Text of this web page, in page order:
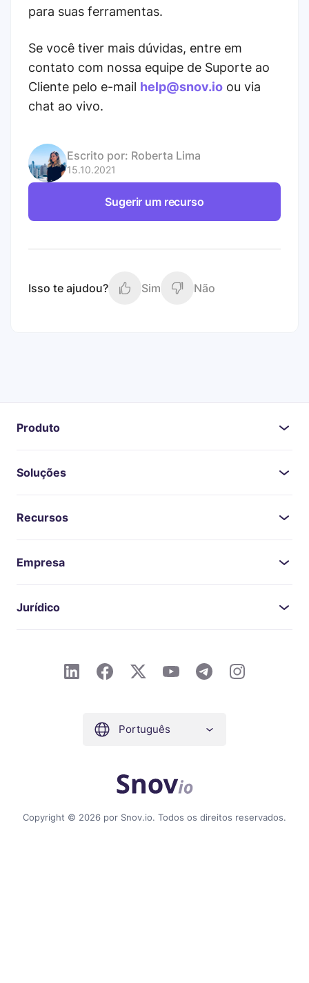
para suas ferramentas.
Se você tiver mais dúvidas, entre em
contato com nossa equipe de Suporte ao
Cliente pelo e-mail help@snov.io ou via
chat ao vivo.
Escrito por: Roberta Lima
15.10.2021
Sugerir um recurso
Isso te ajudou? Sim Não
Produto
Soluções
Recursos
Empresa
Jurídico
Copyright © 2026 por Snov.io. Todos os direitos reservados.
Português